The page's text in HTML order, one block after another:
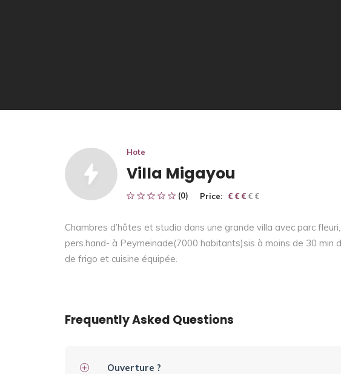
Hote
Villa Migayou
(0) Price: € € € € €
€ € €
Chambres d’hôtes et studio dans une grande villa avec parc
pers.hand- à Peymeinade(7000 habitants)sis à moins de 30 min
de frigo et cuisine équipée.
Frequently Asked Questions
Ouverture ?